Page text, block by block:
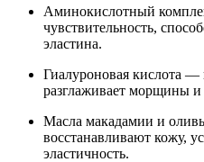
Аминокислотный
чувствительность,
эластина.
Гиалуроновая кислота —
разглаживает морщины
Масла макадамии и
восстанавливают кожу,
эластичность.